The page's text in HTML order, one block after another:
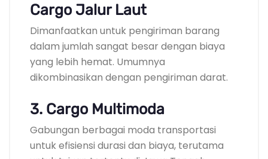
Cargo Jalur Laut
Dimanfaatkan untuk pengiriman barang
dalam jumlah sangat besar dengan biaya
yang lebih hemat. Umumnya
dikombinasikan dengan pengiriman darat.
3. Cargo Multimoda
Gabungan berbagai moda transportasi
untuk efisiensi durasi dan biaya, terutama